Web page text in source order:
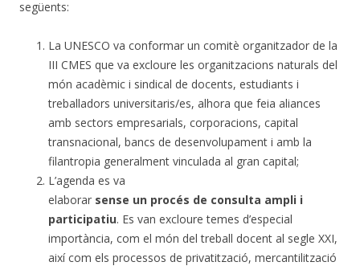
següents:
La UNESCO va conformar un comitè organitzador de la
III CMES que va excloure les organitzacions naturals del
món acadèmic i sindical de docents, estudiants i
treballadors universitaris/es, alhora que feia aliances
amb sectors empresarials, corporacions, capital
transnacional, bancs de desenvolupament i amb la
filantropia generalment vinculada al gran capital;
L’agenda es va
elaborar sense un procés de consulta ampli i
participatiu. Es van excloure temes d’especial
importància, com el món del treball docent al segle XXI,
així com els processos de privatització, mercantilització